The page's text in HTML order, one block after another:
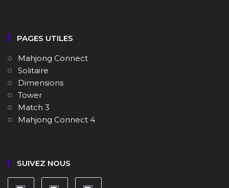
PAGES UTILES
Mahjong Connect
Solitaire
Dimensions
Tower
Match 3
Mahjong Connect 4
SUIVEZ NOUS